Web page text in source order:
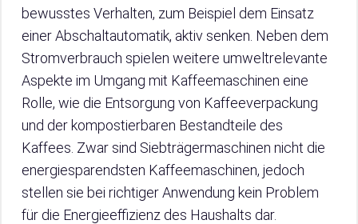
bewusstes Verhalten, zum Beispiel dem Einsatz
einer Abschaltautomatik, aktiv senken. Neben dem
Stromverbrauch spielen weitere umweltrelevante
Aspekte im Umgang mit Kaffeemaschinen eine
Rolle, wie die Entsorgung von Kaffeeverpackung
und der kompostierbaren Bestandteile des
Kaffees. Zwar sind Siebträgermaschinen nicht die
energiesparendsten Kaffeemaschinen, jedoch
stellen sie bei richtiger Anwendung kein Problem
für die Energieeffizienz des Haushalts dar.